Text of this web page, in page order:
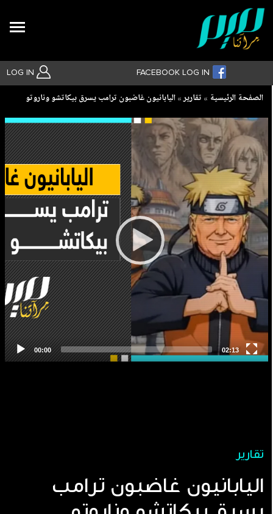
LOG IN FACEBOOK LOG IN
بحث متقدم
Breadcrumb
الصفحة الرئيسية تقارير اليابانيون غاضبون ترامب يسرق بيكاتشو وناروتو
تقارير
اليابانيون غاضبون ترامب